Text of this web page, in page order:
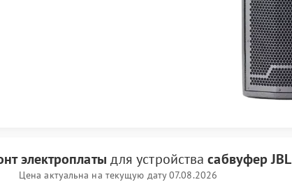
электроплаты для устройствасабвуфер JBL
Цена актуальна на текущую дату 07.08.2026